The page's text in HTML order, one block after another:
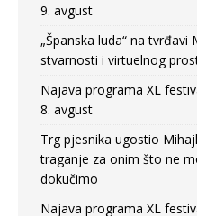
9. avgust
„Španska luda“ na
stvarnosti i virtuelnog
Najava programa XL
8. avgust
Trg pjesnika ugostio
traganje za onim što ne
dokučimo
Najava programa XL